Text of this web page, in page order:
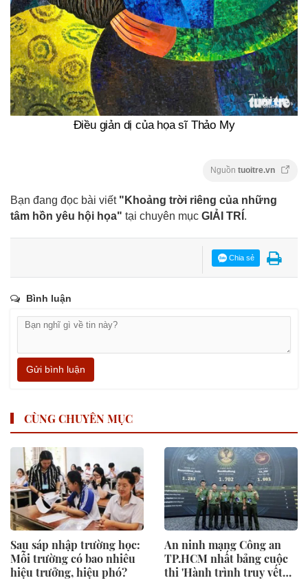
Điều giản dị của họa sĩ Thảo My
Nguồn tuoitre.vn
Bạn đang đọc bài viết "Khoảng trời riêng của những
tâm hồn yêu hội họa" tại chuyên mục GIẢI TRÍ .
Chia sẻ
Bình luận
Gửi bình luận
CÙNG CHUYÊN MỤC
Sau sáp nhập trường học:
Mỗi trường có bao nhiêu
hiệu trưởng, hiệu phó?
An ninh mạng Công an
TP.HCM nhất bảng cuộc
thi 'Hành trình truy vết